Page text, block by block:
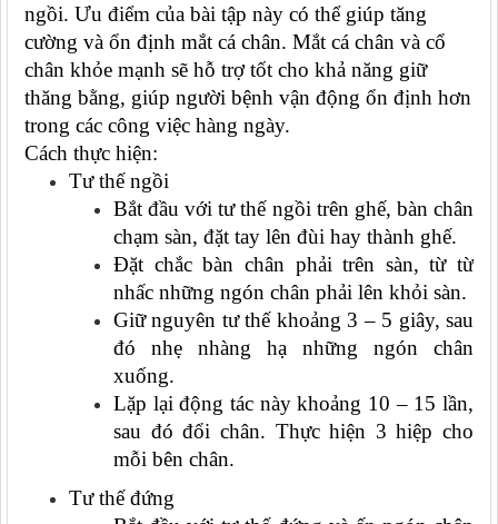
ngồi. Ưu điểm của bài tập này có thể giúp tăng
cường và ổn định mắt cá chân. Mắt cá chân và cổ
chân khỏe mạnh sẽ hỗ trợ tốt cho khả năng giữ
thăng bằng, giúp người bệnh vận động ổn định hơn
trong các công việc hàng ngày.
Cách thực hiện:
Tư thế ngồi
Bắt đầu với tư thế ngồi trên ghế, bàn chân
chạm sàn, đặt tay lên đùi hay thành ghế.
Đặt chắc bàn chân phải trên sàn, từ từ
nhấc những ngón chân phải lên khỏi sàn.
Giữ nguyên tư thế khoảng 3 – 5 giây, sau
đó nhẹ nhàng hạ những ngón chân
xuống.
Lặp lại động tác này khoảng 10 – 15 lần,
sau đó đổi chân. Thực hiện 3 hiệp cho
mỗi bên chân.
Tư thế đứng